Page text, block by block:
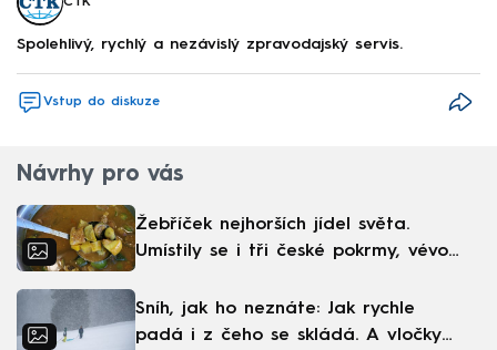
Spolehlivý, rychlý a nezávislý zpravodajský servis.
Vstup do diskuze
Návrhy pro vás
Žebříček nejhorších jídel světa.
Umístily se i tři české pokrmy, vévodí
Sníh, jak ho neznáte: Jak rychle
padá i z čeho se skládá. A vločky